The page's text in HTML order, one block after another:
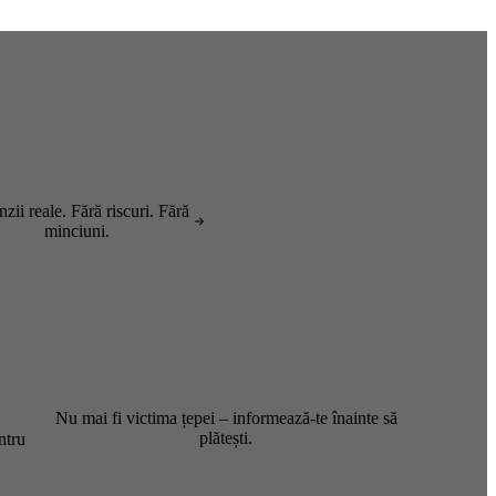
reale. Fără riscuri. Fără
minciuni.
Nu mai fi victima țepei – informează-te înainte să
plătești.